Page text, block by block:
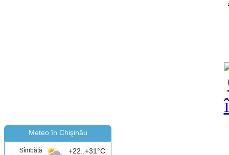
Meteo în Chişinău
Sîmbătă +22..+31°C